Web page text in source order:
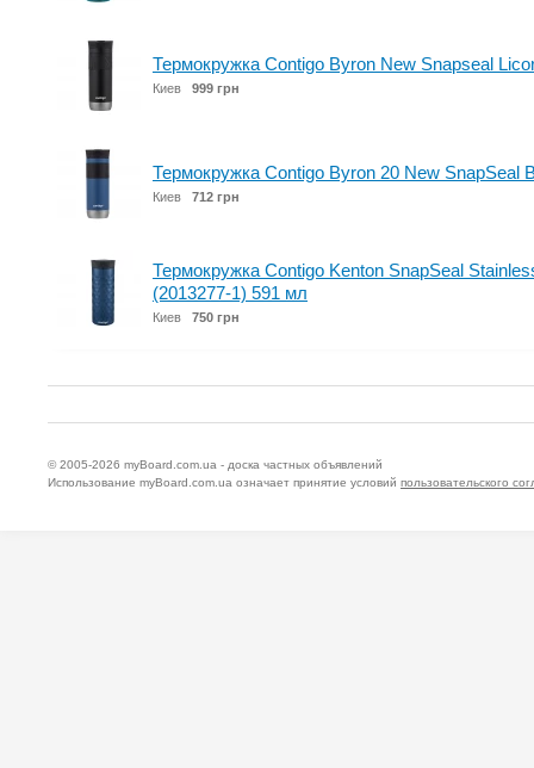
Термокружка Contigo Byron New Snapseal
Киев 999 грн
Термокружка Contigo Byron 20 New SnapSeal
Киев 712 грн
Термокружка Contigo Kenton SnapSeal
(2013277-1) 591 мл
Киев 750 грн
© 2005-2026 myBoard.com.ua - доска частных объявлений
Использование myBoard.com.ua означает принятие условий пользовательского